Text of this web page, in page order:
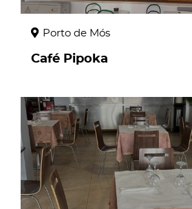
Porto de Mós
Café Pipoka
page